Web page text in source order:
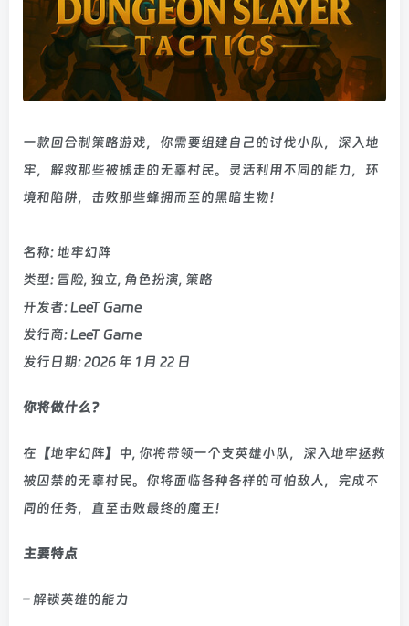
一款回合制策略游戏，你需要组建自己的讨伐小队，深入地
牢，解救那些被掳走的无辜村民。灵活利用不同的能力，环
境和陷阱，击败那些蜂拥而至的黑暗生物！
名称: 地牢幻阵
类型: 冒险, 独立, 角色扮演, 策略
开发者: LeeT Game
发行商: LeeT Game
发行日期: 2026 年 1 月 22 日
你将做什么?
在【地牢幻阵】中, 你将带领一个支英雄小队，深入地牢拯救
被囚禁的无辜村民。你将面临各种各样的可怕敌人，完成不
同的任务，直至击败最终的魔王！
主要特点
– 解锁英雄的能力